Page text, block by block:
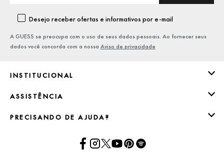
INSTITUCIONAL
ASSISTÊNCIA
PRECISANDO DE AJUDA?
Desejo receber ofertas e informativos por e-mail
A GUESS se preocupa com o uso de seus dados pessoais. Ao fornecer seus
dados você concorda com a nossa Aviso de privacidade